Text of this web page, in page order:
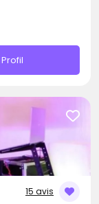
Profil
15 avis